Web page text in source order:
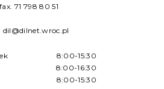
fax. 71 798 80 51
dil@dilnet.wroc.pl
8:00-15:30
8:00-16:30
8:00-15:30